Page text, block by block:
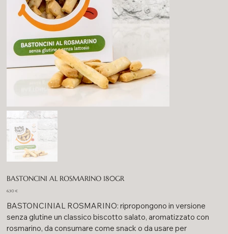
BASTONCINI AL ROSMARINO 180GR
Prezzo
6,30 €
BASTONCINIAL ROSMARINO: ripropongono in versione
senza glutine un classico biscotto salato, aromatizzato con
rosmarino, da consumare come snack o da usare per